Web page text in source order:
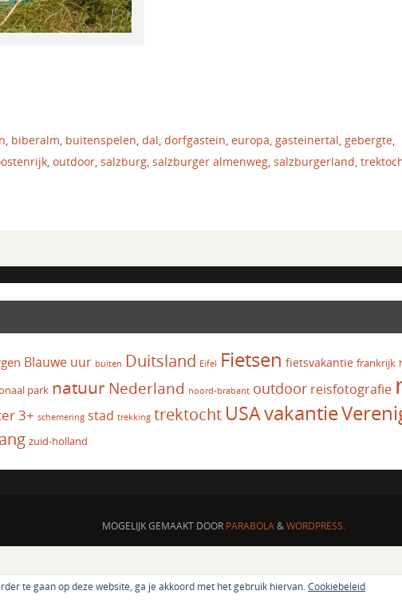
, biberalm, buitenspelen, dal, dorfgastein, europa, gasteinertal, gebergte,
, outdoor, salzburg, salzburger almenweg, salzburgerland,
Blauwe uur buiten Duitsland Eifel Fietsen fietsvakantie frankrijk
park natuur Nederland noord-brabant outdoor reisfotografie
3+ schemering stad trekking trektocht USAvakantie
zuid-holland
MOGELIJK GEMAAKT DOOR PARABOLA&WORDPRESS.
te gaan op deze website, ga je akkoord met het gebruik hiervan.Cookiebeleid